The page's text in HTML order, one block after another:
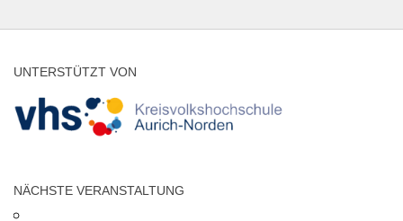
UNTERSTÜTZT VON
NÄCHSTE VERANSTALTUNG